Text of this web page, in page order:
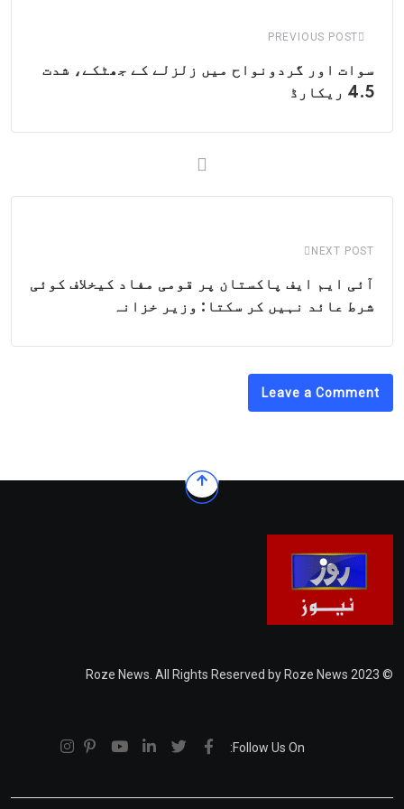
PREVIOUS POST
سوات اور گردونواح میں زلزلے کے جھٹکے، شدت
4.5 ریکارڈ
NEXT POST
آئی ایم ایف پاکستان پر قومی مفاد کیخلاف کوئی
شرط عائد نہیں کر سکتا: وزیر خزانہ
Leave a Comment
© 2023 Roze News. All Rights Reserved by Roze News
Follow Us On: